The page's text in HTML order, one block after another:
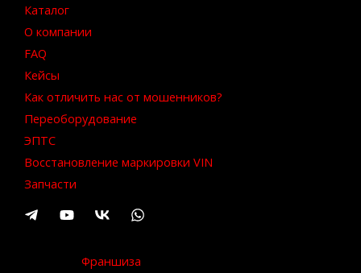
Каталог
О компании
FAQ
Кейсы
Как отличить нас от мошенников?
Переоборудование
ЭПТС
Восстановление маркировки VIN
Запчасти
Франшиза